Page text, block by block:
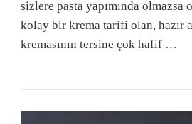
sizlere pasta yapımında olmazsa
kolay bir krema tarifi olan, hazır
kremasının tersine çok hafif …